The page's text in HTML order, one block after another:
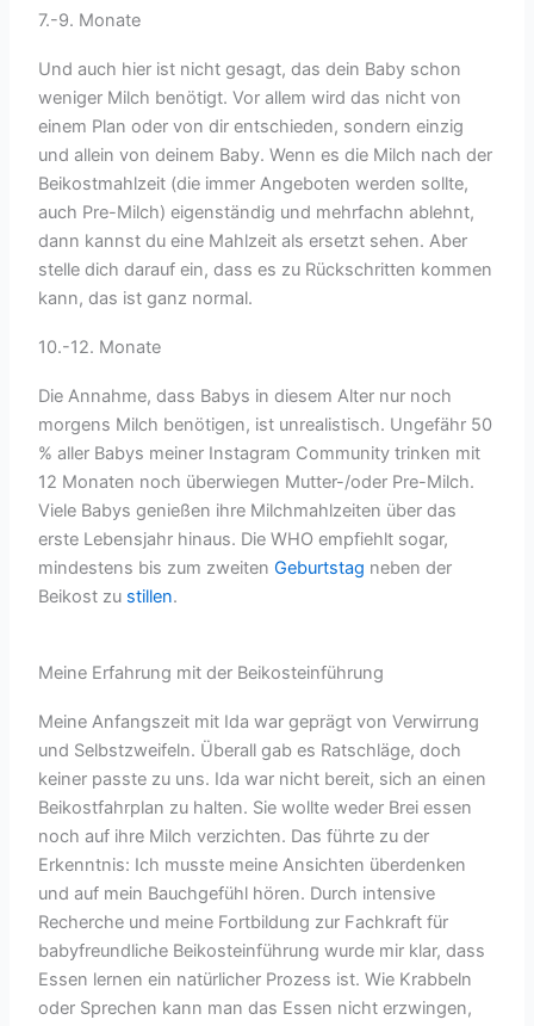
7.-9. Monate
Und auch hier ist nicht gesagt, das dein Baby schon
weniger Milch benötigt. Vor allem wird das nicht von
einem Plan oder von dir entschieden, sondern einzig
und allein von deinem Baby. Wenn es die Milch nach der
Beikostmahlzeit (die immer Angeboten werden sollte,
auch Pre-Milch) eigenständig und mehrfachn ablehnt,
dann kannst du eine Mahlzeit als ersetzt sehen. Aber
stelle dich darauf ein, dass es zu Rückschritten kommen
kann, das ist ganz normal.
10.-12. Monate
Die Annahme, dass Babys in diesem Alter nur noch
morgens Milch benötigen, ist unrealistisch. Ungefähr 50
% aller Babys meiner Instagram Community trinken mit
12 Monaten noch überwiegen Mutter-/oder Pre-Milch.
Viele Babys genießen ihre Milchmahlzeiten über das
erste Lebensjahr hinaus. Die WHO empfiehlt sogar,
mindestens bis zum zweitenGeburtstag neben der
Beikost zu stillen.
Meine Erfahrung mit der Beikosteinführung
Meine Anfangszeit mit Ida war geprägt von Verwirrung
und Selbstzweifeln. Überall gab es Ratschläge, doch
keiner passte zu uns. Ida war nicht bereit, sich an einen
Beikostfahrplan zu halten. Sie wollte weder Brei essen
noch auf ihre Milch verzichten. Das führte zu der
Erkenntnis: Ich musste meine Ansichten überdenken
und auf mein Bauchgefühl hören. Durch intensive
Recherche und meine Fortbildung zur Fachkraft für
babyfreundliche Beikosteinführung wurde mir klar, dass
Essen lernen ein natürlicher Prozess ist. Wie Krabbeln
oder Sprechen kann man das Essen nicht erzwingen,